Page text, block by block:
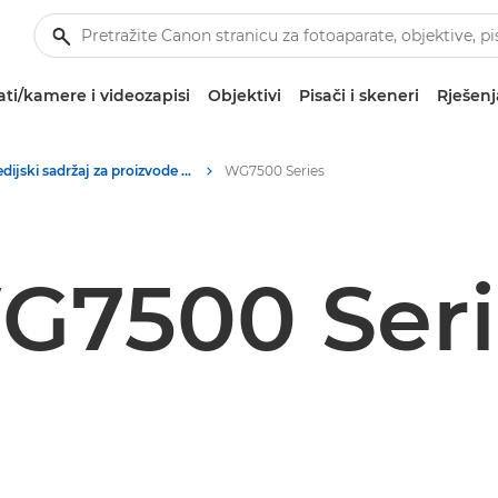
kamere i videozapisi Objektivi Pisači i skeneri
Medijski sadržaj za proizvode za uredsko ispisivanje – tiskovni centar tvrtke Canon WG7500 Series